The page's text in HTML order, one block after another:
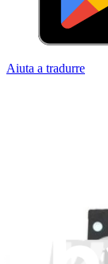
Aiuta a tradurre